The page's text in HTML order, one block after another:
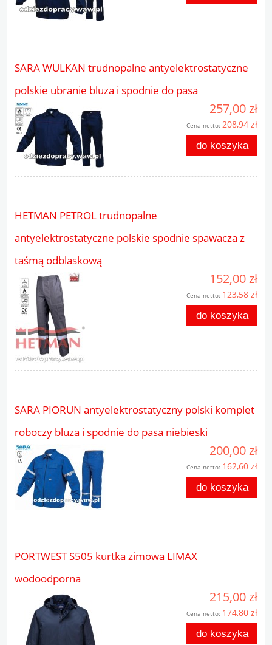
SARA WULKAN trudnopalne antyelektrostatyczne
polskie ubranie bluza i spodnie do pasa
257,00 zł
Cena netto: 208,94 zł
do koszyka
HETMAN PETROL trudnopalne
antyelektrostatyczne polskie spodnie spawacza z
taśmą odblaskową
152,00 zł
Cena netto: 123,58 zł
do koszyka
SARA PIORUN antyelektrostatyczny polski komplet
roboczy bluza i spodnie do pasa niebieski
200,00 zł
Cena netto: 162,60 zł
do koszyka
PORTWEST S505 kurtka zimowa LIMAX
wodoodporna
215,00 zł
Cena netto: 174,80 zł
do koszyka